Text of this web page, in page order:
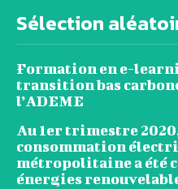
Sélection
Formation en e-
transition bas
l’ADEME
Au 1er trimestre
consommation
métropolitaine a été
énergies